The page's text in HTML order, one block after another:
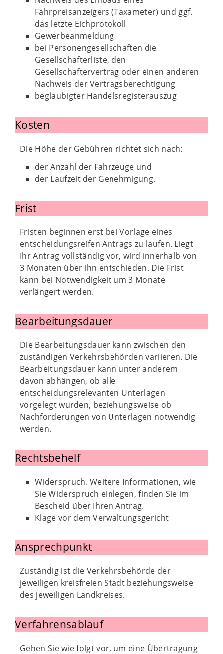
Fahrpreisanzeigers (Taxameter) und ggf.
das letzte Eichprotokoll
Gewerbeanmeldung
bei Personengesellschaften die
Gesellschafterliste, den
Gesellschaftervertrag oder einen anderen
Nachweis der Vertragsberechtigung
beglaubigter Handelsregisterauszug
Kosten
Die Höhe der Gebühren richtet sich nach:
der Anzahl der Fahrzeuge und
der Laufzeit der Genehmigung.
Frist
Fristen beginnen erst bei Vorlage eines
entscheidungsreifen Antrags zu laufen. Liegt
Ihr Antrag vollständig vor, wird innerhalb von
3 Monaten über ihn entschieden. Die Frist
kann bei Notwendigkeit um 3 Monate
verlängert werden.
Bearbeitungsdauer
Die Bearbeitungsdauer kann zwischen den
zuständigen Verkehrsbehörden variieren. Die
Bearbeitungsdauer kann unter anderem
davon abhängen, ob alle
entscheidungsrelevanten Unterlagen
vorgelegt wurden, beziehungsweise ob
Nachforderungen von Unterlagen notwendig
werden.
Rechtsbehelf
Widerspruch. Weitere Informationen, wie
Sie Widerspruch einlegen, finden Sie im
Bescheid über Ihren Antrag.
Klage vor dem Verwaltungsgericht
Ansprechpunkt
Zuständig ist die Verkehrsbehörde der
jeweiligen kreisfreien Stadt beziehungsweise
des jeweiligen Landkreises.
Verfahrensablauf
Gehen Sie wie folgt vor, um eine Übertragung